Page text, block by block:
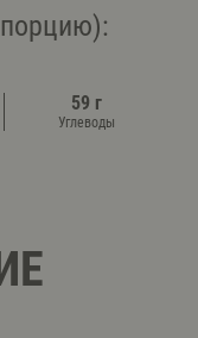
59 г
Углеводы